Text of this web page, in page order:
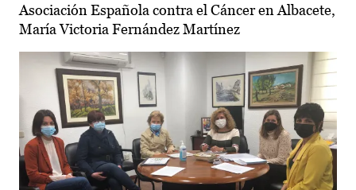
Asociación Española contra el Cáncer en Albacete,
María Victoria Fernández Martínez